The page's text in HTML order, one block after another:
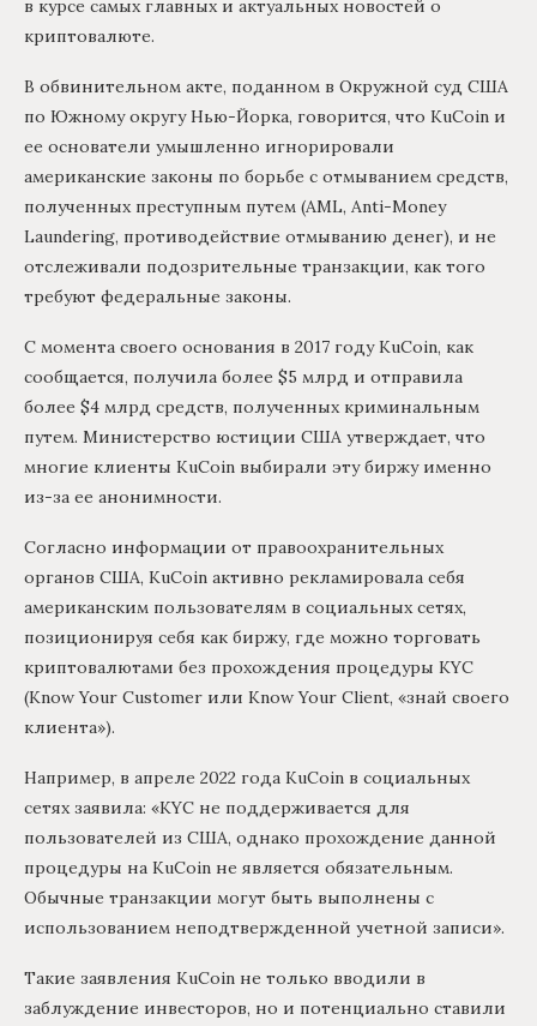
в курсе самых главных и актуальных новостей о
криптовалюте.
В обвинительном акте, поданном в Окружной суд США
по Южному округу Нью-Йорка, говорится, что KuCoin и
ее основатели умышленно игнорировали
американские законы по борьбе с отмыванием средств,
полученных преступным путем (AML, Anti-Money
Laundering, противодействие отмыванию денег), и не
отслеживали подозрительные транзакции, как того
требуют федеральные законы.
С момента своего основания в 2017 году KuCoin, как
сообщается, получила более $5 млрд и отправила
более $4 млрд средств, полученных криминальным
путем. Министерство юстиции США утверждает, что
многие клиенты KuCoin выбирали эту биржу именно
из-за ее анонимности.
Согласно информации от правоохранительных
органов США, KuCoin активно рекламировала себя
американским пользователям в социальных сетях,
позиционируя себя как биржу, где можно торговать
криптовалютами без прохождения процедуры KYC
(Know Your Customer или Know Your Client, «знай своего
клиента»).
Например, в апреле 2022 года KuCoin в социальных
сетях заявила: «KYC не поддерживается для
пользователей из США, однако прохождение данной
процедуры на KuCoin не является обязательным.
Обычные транзакции могут быть выполнены с
использованием неподтвержденной учетной записи».
Такие заявления KuCoin не только вводили в
заблуждение инвесторов, но и потенциально ставили